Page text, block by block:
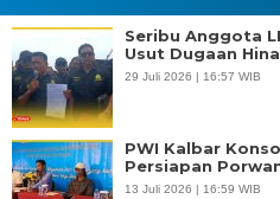
Seribu Anggota
Usut Dugaan
29 Juli 2026 | 16:57 WIB
PWI Kalbar
Persiapan
13 Juli 2026 | 16:59 WIB